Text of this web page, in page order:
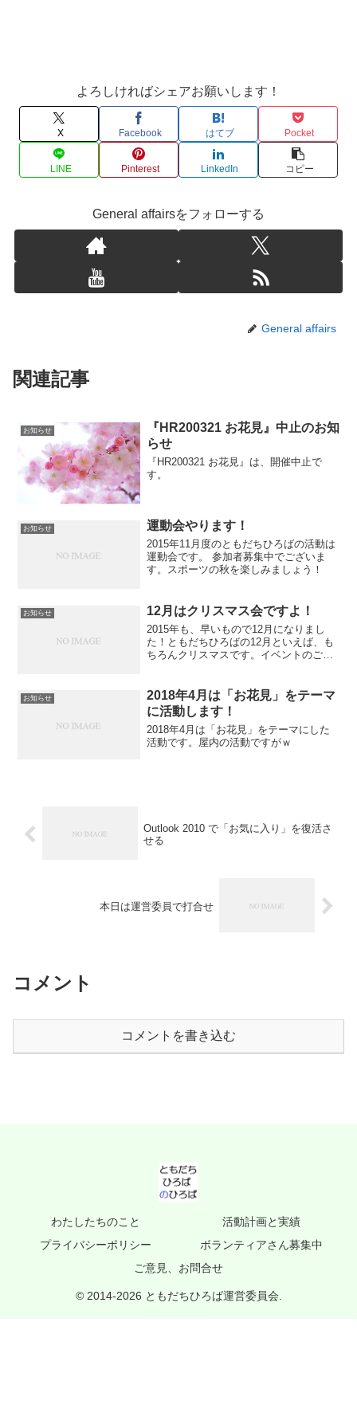
よろしければシェアお願いします！
X Facebook はてブ Pocket
LINE Pinterest LinkedIn コピー
General affairsをフォローする
General affairs
関連記事
お知らせ
『HR200321 お花見』中止のお知
らせ
『HR200321 お花見』は、開催中止で
す。
お知らせ 運動会やります！
2015年11月度のともだちひろばの活動は
運動会です。 参加者募集中でございま
す。スポーツの秋を楽しみましょう！
お知らせ 12月はクリスマス会ですよ！
2015年も、早いもので12月になりまし
た！ともだちひろばの12月といえば、も
ちろんクリスマスです。イベントのご案
などでご相談は、まずはメール連絡をお
願いします。折り返...
お知らせ
2018年4月は「お花見」をテーマ
に活動します！
2018年4月は「お花見」をテーマにした
活動です。屋内の活動ですがｗ
Outlook 2010 で「お気に入り」を復活さ
せる
本日は運営委員で打合せ
コメント
コメントを書き込む
わたしたちのこと
活動計画と実績
プライバシーポリシー
ボランティアさん募集中
ご意見、お問合せ
© 2014-2026 ともだちひろば運営委員会.